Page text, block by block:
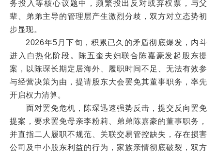
务投入等核心议题中，频繁投出反对或弃权票，与父
辈、弟弟主导的管理层产生激烈分歧，双方对立态势初
步显现。
2026年5月下旬，积累已久的矛盾彻底爆发，内斗
进入白热化阶段。陈五奎夫妇联合陈嘉豪发起股东提
案，以陈琛长期定居海外、履职时间不足、无法有效参
与经营决策为由，提请股东大会罢免其董事职务，率先
开启权力清算。
面对罢免危机，陈琛迅速强势反击，提交反向罢免
提案，要求罢免母亲李粉莉、弟弟陈嘉豪的董事职务，
并直指二人履职不规范、关联交易管控缺失，存在损害
公司及中小股东利益的行为，家族亲情彻底破裂，双方